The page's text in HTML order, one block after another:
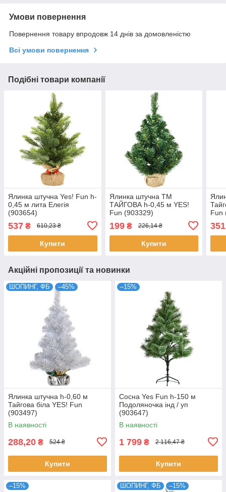
Умови повернення
Повернення товару впродовж 14 днів за домовленістю
Всі умови повернення
Подібні товари компанії
Ялинка штучна Yes! Fun h-
0,45 м лита Елегія
(903654)
537 ₴ 610,23 ₴
Купити
Ялинка штучна ТМ
ТАЙГОВА h-0,45 м YES!
Fun (903329)
199₴ 226,14 ₴
Купити
Fun
351
Акційні пропозиції та новинки
ШОПИНГ, ФБ –45%
Ялинка штучна h-0,60 м
Тайгова біла YES! Fun
(903497)
В наявності
288,20 ₴ 524 ₴
Купити
–15%
Сосна Yes Fun h-150 м
Подоляночка інд / уп
(903647)
В наявності
1 799 ₴ 2 116,47 ₴
Купити
–15% ШОПИНГ, ФБ –15%